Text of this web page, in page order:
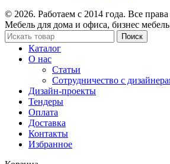
© 2026. Работаем с 2014 года. Все
Мебель для дома и офиса, бизнес
Поиск
Каталог
О нас
Статьи
Сотрудничество с
Дизайн-проекты
Тендеры
Оплата
Доставка
Контакты
Избранное